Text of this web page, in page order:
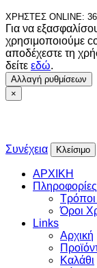
ΧΡΗΣΤΕΣ ONLINE: 36
Για να
χρησιμοποιούμε
αποδέχεστε τη
δείτε εδώ.
Αλλαγή ρυθμίσεων
×
Συνέχεια Κλείσιμο
ΑΡΧΙΚΗ
Πληροφορίες
Όροι
Links
Αρχική
Καλάθι